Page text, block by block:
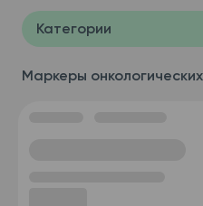
Категории
Маркеры